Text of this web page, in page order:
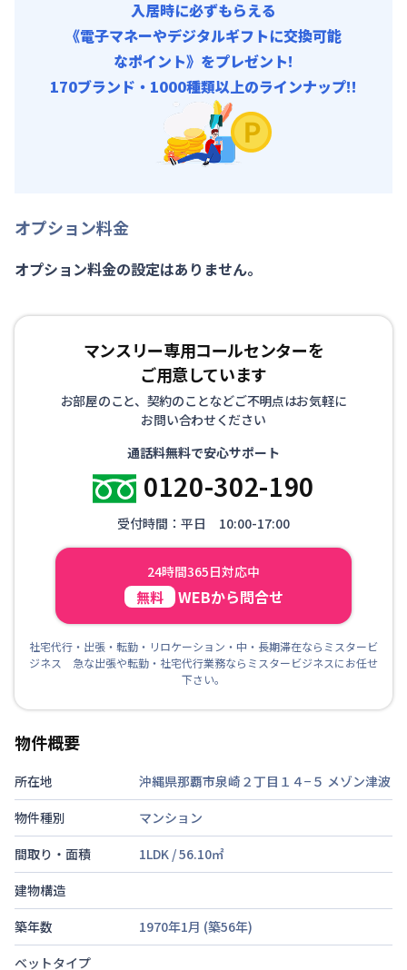
入居時に必ずもらえる
《電子マネーやデジタルギフトに交換可能
なポイント》をプレゼント!
170ブランド・1000種類以上のラインナップ!!
オプション料金
オプション料金の設定はありません。
マンスリー専用コールセンターを
ご用意しています
お部屋のこと、契約のことなどご不明点はお気軽に
お問い合わせください
通話料無料で安心サポート
0120-302-190
受付時間：平日 10:00-17:00
24時間365日対応中
無料 WEBから問合せ
社宅代行・出張・転勤・リロケーション・中・長期滞在ならミスタービ
ジネス 急な出張や転勤・社宅代行業務ならミスタービジネスにお任せ
下さい。
物件概要
所在地 沖縄県那覇市泉崎２丁目１４−５ メゾン津波
物件種別
マンション
間取り・面積
1LDK /56.10㎡
建物構造
築年数
1970年1月 (築56年)
ベットタイプ